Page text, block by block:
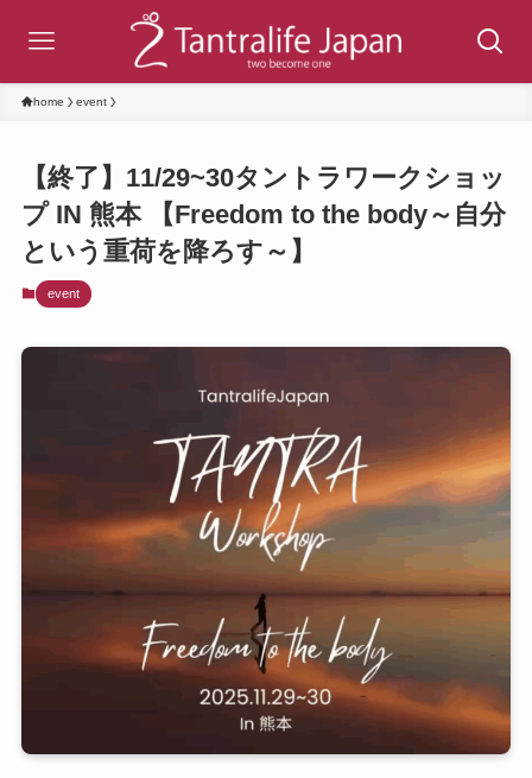
home event
【終了】11/29~30タントラワークショッ
プ IN 熊本 【Freedom to the body～自分
という重荷を降ろす～】
event